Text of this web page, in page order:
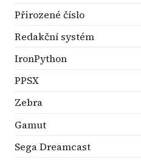
Přirozené číslo
Redakční systém
IronPython
PPSX
Zebra
Gamut
Sega Dreamcast